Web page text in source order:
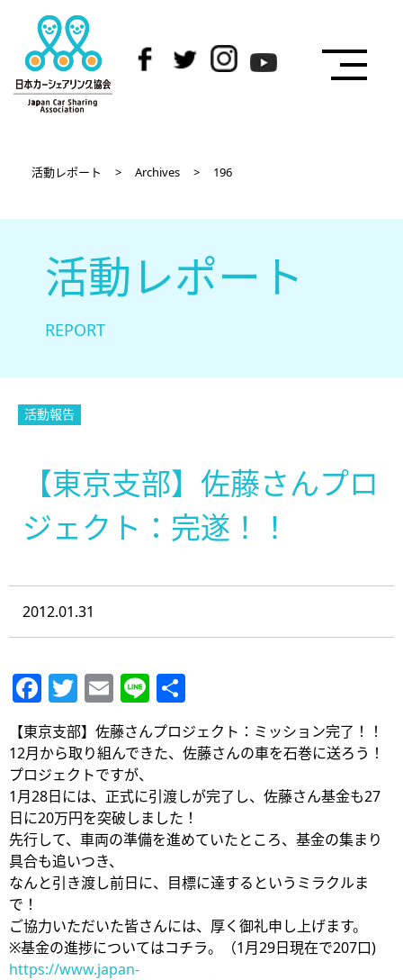
活動レポート > Archives > 196
活動レポート
REPORT
活動報告
【東京支部】佐藤さんプロ
ジェクト：完遂！！
2012.01.31
Facebook
Twitter
Email
Line
有
【東京支部】佐藤さんプロジェクト：ミッション完了！！
12月から取り組んできた、佐藤さんの車を石巻に送ろう！
プロジェクトですが、
1月28日には、正式に引渡しが完了し、佐藤さん基金も27
日に20万円を突破しました！
先行して、車両の準備を進めていたところ、基金の集まり
具合も追いつき、
なんと引き渡し前日に、目標に達するというミラクルま
で！
ご協力いただいた皆さんには、厚く御礼申し上げます。
※基金の進捗についてはコチラ。（1月29日現在で207口)
https://www.japan-